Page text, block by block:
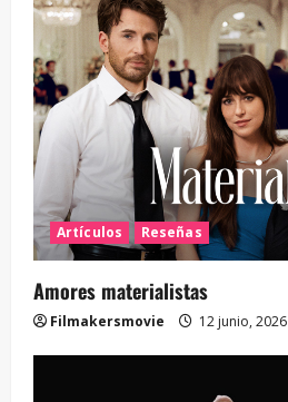
Artículos Reseñas
Amores materialistas
Filmakersmovie 12 junio, 2026